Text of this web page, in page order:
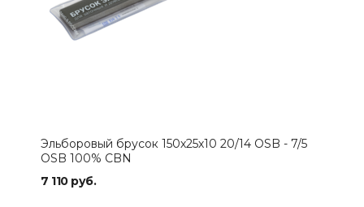
Эльборовый брусок 150х25х10 20/14 OSB - 7/5
OSB 100% CBN
7 110 руб.